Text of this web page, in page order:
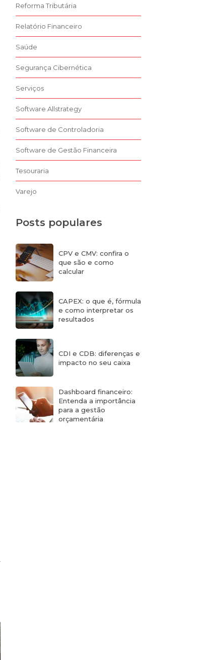
Reforma Tributária
Relatório Financeiro
Saúde
Segurança Cibernética
Serviços
Software Allstrategy
Software de Controladoria
Software de Gestão Financeira
Tesouraria
Varejo
Posts populares
CPV e CMV: confira o
que são e como
calcular
CAPEX: o que é, fórmula
e como interpretar os
resultados
CDI e CDB: diferenças e
impacto no seu caixa
Dashboard financeiro:
Entenda a importância
para a gestão
orçamentária